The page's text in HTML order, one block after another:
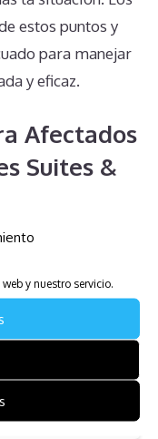
y nuestro servicio.
estos puntos y
para manejar
y eficaz.
Afectados
Suites &
anular el
de bienes